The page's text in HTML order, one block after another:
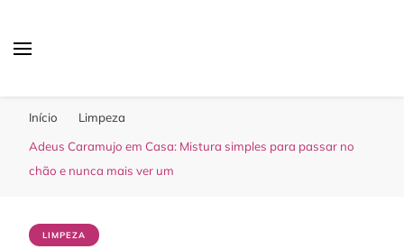
Início
Limpeza
Adeus Caramujo em Casa: Mistura simples para passar no
chão e nunca mais ver um
LIMPEZA